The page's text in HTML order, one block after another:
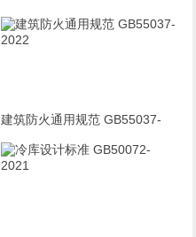
GB55037-2022
建筑防火通用规范 GB55037-
2022